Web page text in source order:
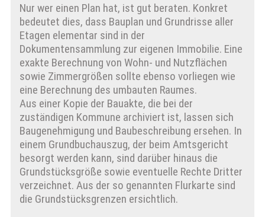
Nur wer einen Plan hat, ist gut beraten. Konkret
bedeutet dies, dass Bauplan und Grundrisse aller
Etagen elementar sind in der
Dokumentensammlung zur eigenen Immobilie. Eine
exakte Berechnung von Wohn- und Nutzflächen
sowie Zimmergrößen sollte ebenso vorliegen wie
eine Berechnung des umbauten Raumes.
Aus einer Kopie der Bauakte, die bei der
zuständigen Kommune archiviert ist, lassen sich
Baugenehmigung und Baubeschreibung ersehen. In
einem Grundbuchauszug, der beim Amtsgericht
besorgt werden kann, sind darüber hinaus die
Grundstücksgröße sowie eventuelle Rechte Dritter
verzeichnet. Aus der so genannten Flurkarte sind
die Grundstücksgrenzen ersichtlich.